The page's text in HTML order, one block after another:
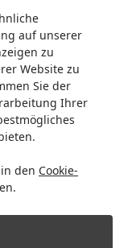
auf unserer
zu
Website zu
Sie der
Ihrer
den Cookie-
Zentralständer
GPR
F 850
EC-
Poppy